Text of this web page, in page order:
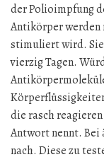
der Polioimpfung
Antikörper werden
stimuliert wird.
vierzig Tagen.
die rasch
Antwort nennt. Bei
nach. Diese zu